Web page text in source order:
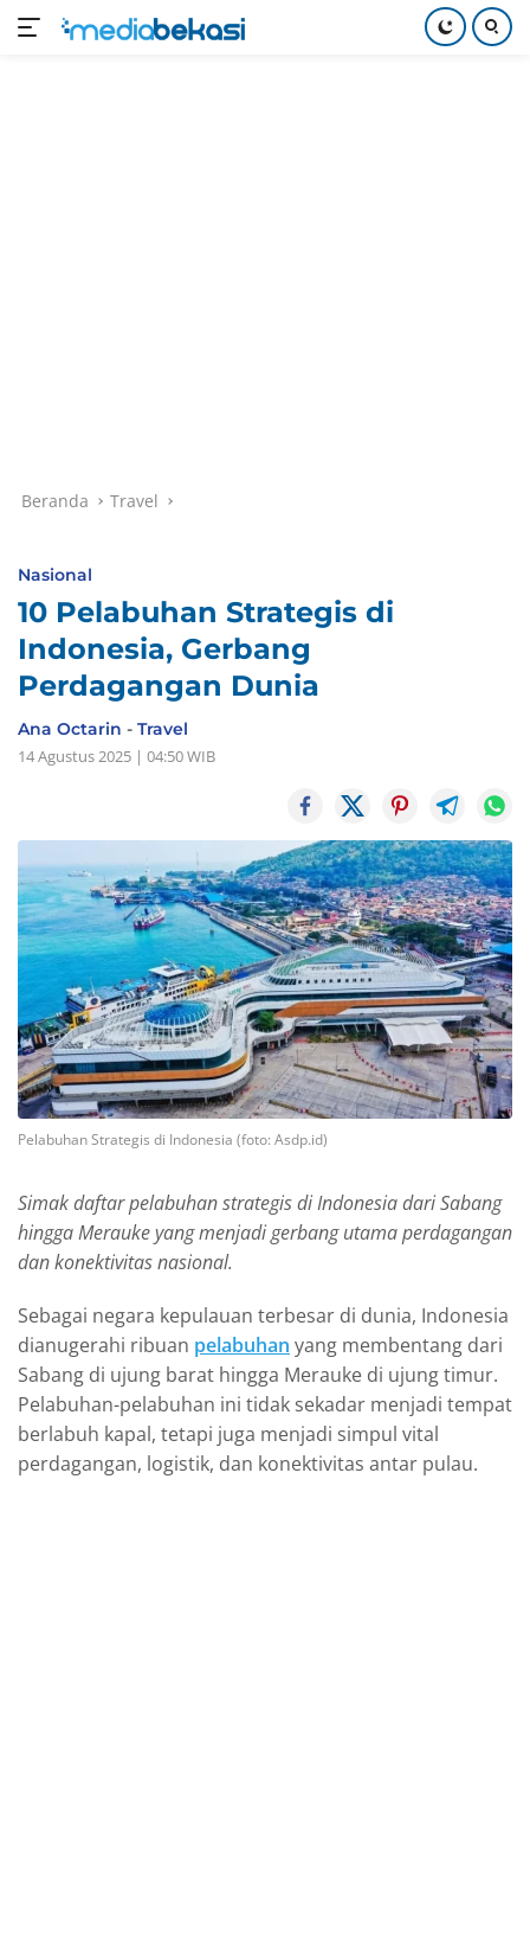
Beranda Travel
Nasional
10 Pelabuhan Strategis di
Indonesia, Gerbang
Perdagangan Dunia
Ana Octarin - Travel
14 Agustus 2025 | 04:50 WIB
Pelabuhan Strategis di Indonesia (foto: Asdp.id)
Simak daftar pelabuhan strategis di Indonesia dari Sabang
hingga Merauke yang menjadi gerbang utama perdagangan
dan konektivitas nasional.
Sebagai negara kepulauan terbesar di dunia, Indonesia
dianugerahi ribuan pelabuhan yang membentang dari
Sabang di ujung barat hingga Merauke di ujung timur.
Pelabuhan-pelabuhan ini tidak sekadar menjadi tempat
berlabuh kapal, tetapi juga menjadi simpul vital
perdagangan, logistik, dan konektivitas antar pulau.